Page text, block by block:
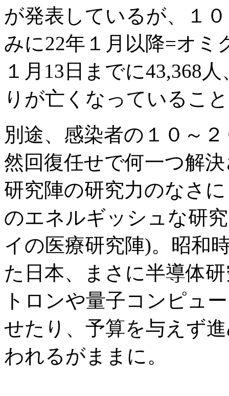
が発表しているが、１
みに22年１月以降=オミ
１月13日までに43,368
りが亡くなっているこ
別途、感染者の１０～
然回復任せで何一つ解
研究陣の研究力のなさ
のエネルギッシュな研
イの医療研究陣)。昭和
た日本、まさに半導体
トロンや量子コンピュ
せたり、予算を与えず
われるがままに。